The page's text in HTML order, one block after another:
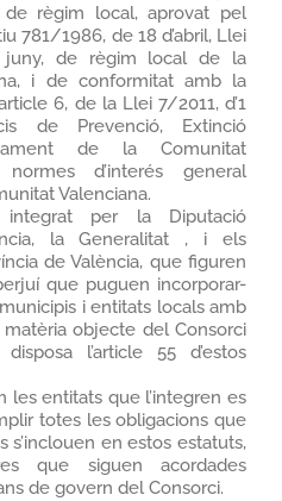
règim local, aprovat pel
781/1986, de 18 d’abril, Llei
de règim local de la
i de conformitat amb la
6, de la Llei 7/2011, d’1
de Prevenció, Extinció
de la Comunitat
d’interés general
Valenciana.
per la Diputació
la Generalitat , i els
de València, que figuren
que puguen incorporar-
i entitats locals amb
objecte del Consorci
l’article 55 d’estos
les entitats que l’integren es
totes les obligacions que
s’inclouen en estos estatuts,
que siguen acordades
de govern del Consorci.